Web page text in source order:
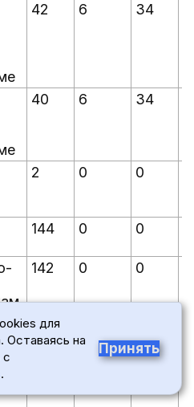
42 6 34
40 6 34
2 0 0
144 0 0
142 0 0
2для
Оставаясь на
с
.
Принять